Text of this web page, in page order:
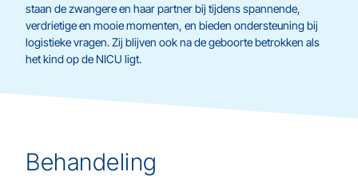
staan de zwangere en haar partner bij tijdens spannende,
verdrietige en mooie momenten, en bieden ondersteuning bij
logistieke vragen. Zij blijven ook na de geboorte betrokken als
het kind op de NICU ligt.
Behandeling